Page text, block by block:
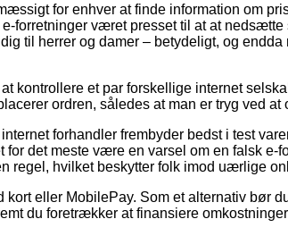
for enhver at finde information om
forretninger været presset til at at nedsætte
til herrer og damer – betydeligt, og
kontrollere et par forskellige internet
ordren, således at man er tryg ved at
forhandler frembyder bedst i test
det meste være en varsel om en falsk e-
regel, hvilket beskytter folk imod uærlige
eller MobilePay. Som et alternativ bør
du foretrækker at finansiere